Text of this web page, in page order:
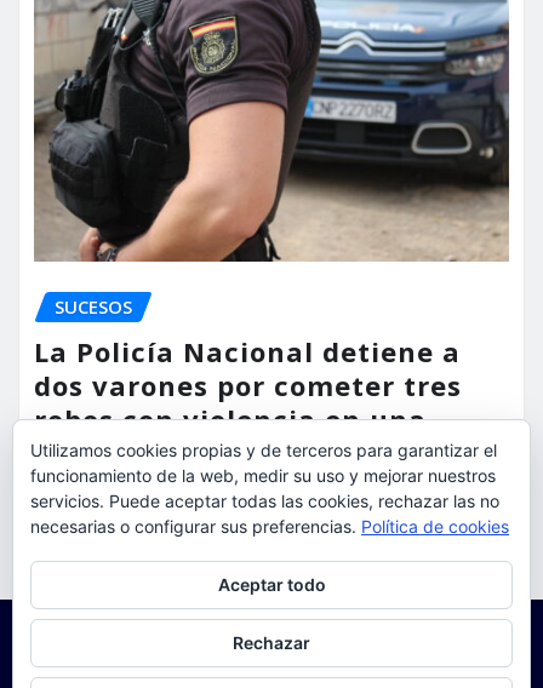
SUCESOS
La Policía Nacional detiene a
dos varones por cometer tres
robos con violencia en una
misma mañana
torrent al dia Ago 7, 2026
Utilizamos cookies propias y de terceros para garantizar el
funcionamiento de la web, medir su uso y mejorar nuestros
servicios. Puede aceptar todas las cookies, rechazar las no
necesarias o configurar sus preferencias. Política de cookies
Aceptar todo
Rechazar
Para obtener más información, incluido cómo gestionar las cookies,